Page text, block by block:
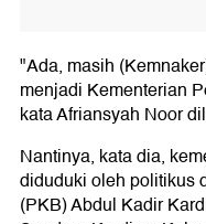
"Ada, masih
menjadi Kementerian
kata Afriansyah Noor
Nantinya, kata dia,
diduduki oleh politikus
(PKB) Abdul Kadir